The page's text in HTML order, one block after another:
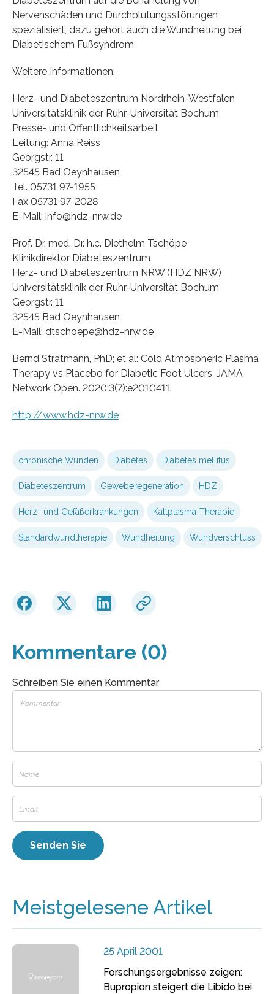
Nervenschäden und Durchblutungsstörungen
spezialisiert, dazu gehört auch die Wundheilung bei
Diabetischem Fußsyndrom.
Weitere Informationen:
Herz- und Diabeteszentrum Nordrhein-Westfalen
Universitätsklinik der Ruhr-Universität Bochum
Presse- und Öffentlichkeitsarbeit
Leitung: Anna Reiss
Georgstr. 11
32545 Bad Oeynhausen
Tel. 05731 97-1955
Fax 05731 97-2028
E-Mail: info@hdz-nrw.de
Prof. Dr. med. Dr. h.c. Diethelm Tschöpe
Klinikdirektor Diabeteszentrum
Herz- und Diabeteszentrum NRW (HDZ NRW)
Universitätsklinik der Ruhr-Universität Bochum
Georgstr. 11
32545 Bad Oeynhausen
E-Mail: dtschoepe@hdz-nrw.de
Bernd Stratmann, PhD; et al: Cold Atmospheric Plasma
Therapy vs Placebo for Diabetic Foot Ulcers. JAMA
Network Open. 2020;3(7):e2010411.
http://www.hdz-nrw.de
chronische Wunden Diabetes Diabetes mellitus
Diabeteszentrum Geweberegeneration HDZ
Herz- und Gefäßerkrankungen Kaltplasma-Therapie
Standardwundtherapie Wundheilung Wundverschluss
Kommentare (0)
Schreiben Sie einen Kommentar
Meistgelesene Artikel
25 April 2001
Forschungsergebnisse zeigen:
Bupropion steigert die Libido bei